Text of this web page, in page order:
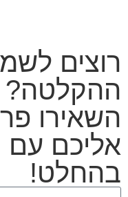
רוצים
ההקלטה?
השאירו
אליכם עם
בהחלט!